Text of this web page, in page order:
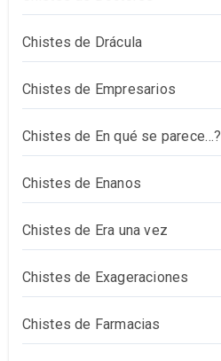
Chistes de Drácula
Chistes de Empresarios
Chistes de En qué se parece…?
Chistes de Enanos
Chistes de Era una vez
Chistes de Exageraciones
Chistes de Farmacias